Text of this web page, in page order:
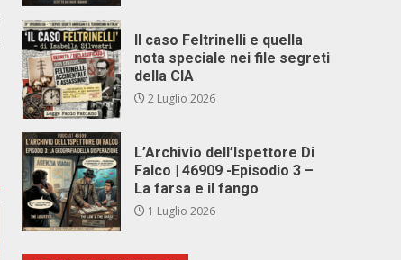
Il caso Feltrinelli e quella
nota speciale nei file segreti
della CIA
2 Luglio 2026
L’Archivio dell’Ispettore Di
Falco | 46909 -Episodio 3 –
La farsa e il fango
1 Luglio 2026